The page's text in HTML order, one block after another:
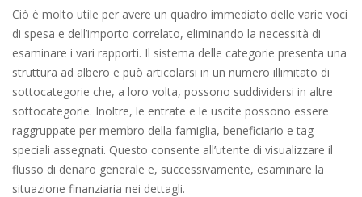
Ciò è molto utile per avere un quadro immediato delle varie voci
di spesa e dell’importo correlato, eliminando la necessità di
esaminare i vari rapporti. Il sistema delle categorie presenta una
struttura ad albero e può articolarsi in un numero illimitato di
sottocategorie che, a loro volta, possono suddividersi in altre
sottocategorie. Inoltre, le entrate e le uscite possono essere
raggruppate per membro della famiglia, beneficiario e tag
speciali assegnati. Questo consente all’utente di visualizzare il
flusso di denaro generale e, successivamente, esaminare la
situazione finanziaria nei dettagli.